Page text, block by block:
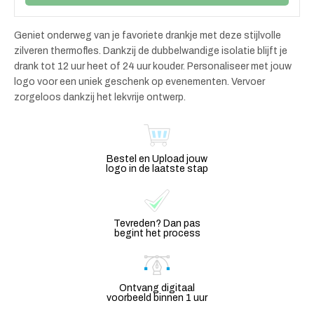
Geniet onderweg van je favoriete drankje met deze stijlvolle
zilveren thermofles. Dankzij de dubbelwandige isolatie blijft je
drank tot 12 uur heet of 24 uur kouder. Personaliseer met jouw
logo voor een uniek geschenk op evenementen. Vervoer
zorgeloos dankzij het lekvrije ontwerp.
Bestel en Upload jouw
logo in de laatste stap
Tevreden? Dan pas
begint het process
Ontvang digitaal
voorbeeld binnen 1 uur